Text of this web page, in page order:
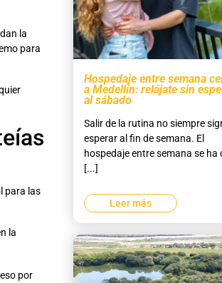
la
para
para las
la
por
Hospedaje entre semana
a Medellín: relájate sin
al sábado
Salir de la rutina no siempre
esperar al fin de semana. El
hospedaje entre semana se ha
[...]
Leer más